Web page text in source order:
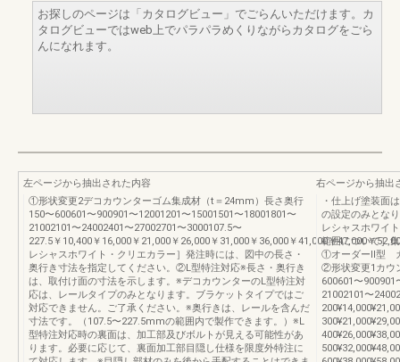
お探しのページは「カタログビュー」でごらんいただけます。カ
タログビューではweb上でパラパラめくりながらカタログをごら
んになれます。
左ページから抽出された内容
①形状変更2デコカウンターゴム集成材（t＝24mm）長さ奥行
150〜600601〜900901〜12001201〜15001501〜18001801〜
21002101〜24002401〜27002701〜3000107.5〜
227.5￥10,400￥16,000￥21,000￥26,000￥31,000￥36,000￥41,000￥47,000￥
レシャスホワイト・クリエカラー］発注時には、図中の長さ・
奥行き寸法を指定してください。②L型特注対応※長さ・奥行き
は、取付け面の寸法を示します。※デコカウンターのL型特注対
応は、レールタイプのみとなります。ブラケットタイプではご
対応できません。ご了承ください。※奥行きは、レールを含んだ
寸法です。（107.5〜227.5mmの範囲内で製作できます。）※L
型特注対応時の裏面は、加工部及びボルトが見える可能性があ
ります。必要に応じて、裏面加工部目隠し仕様を限度外特注に
右ページから抽出
・仕上げ塗装面
の設定のみとな
レシャスホワイ
範囲について］
①オーダーⅡ型
②形状変更1カウ
600601〜900901
21002101〜